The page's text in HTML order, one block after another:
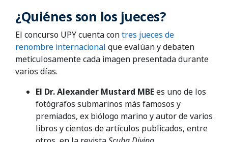
¿Quiénes son los jueces?
El concurso UPY cuenta contres jueces de
renombre internacional que evalúan y debaten
meticulosamente cada imagen presentada durante
varios días.
El Dr. Alexander Mustard MBEes uno de los
fotógrafos submarinos más famosos y
premiados, ex biólogo marino y autor de varios
libros y cientos de artículos publicados, entre